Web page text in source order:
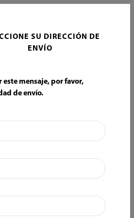
CONSUMIBLES DE CONSTRUCCION
DE CONSTRUCCION
SU DIRECCIÓN DE
ENVÍO
este mensaje, por favor,
de envío.